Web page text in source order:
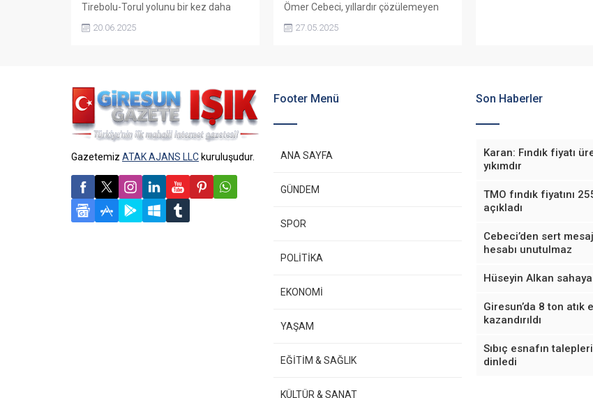
Tirebolu-Torul yolunu bir kez daha
diyen iktidar vekillerine ise sert çıktı:
20.06.2025
Ömer Cebeci, yıllardır çözülemeyen
sorununu yeniden gündeme
27.05.2025
Gazetemiz ATAK AJANS LLC kuruluşudur.
Footer Menü
ANA SAYFA
GÜNDEM
SPOR
POLİTİKA
EKONOMİ
YAŞAM
EĞİTİM & SAĞLIK
KÜLTÜR & SANAT
Son Haberler
Karan: Fındık fiyatı
yıkımdır
TMO fındık fiyatını
açıkladı
Cebeci’den sert
hesabı unutulmaz
Hüseyin Alkan
Giresun’da 8 ton atık
kazandırıldı
Sıbıç esnafın
dinledi